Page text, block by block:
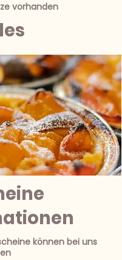
vorhanden
können bei uns